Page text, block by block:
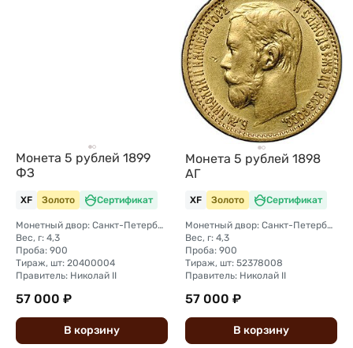
Монета 5 рублей 1899
ФЗ
XF Золото Сертификат
Монетный двор: Санкт-Петербургский монетный двор
Вес, г: 4,3
Проба: 900
Тираж, шт: 20400004
Правитель: Николай II
57 000 ₽
В корзину
Монета 5 рублей 1898
АГ
XF Золото Сертификат
Монетный двор: Санкт-Петербургский монетный двор
Вес, г: 4,3
Проба: 900
Тираж, шт: 52378008
Правитель: Николай II
57 000 ₽
В корзину